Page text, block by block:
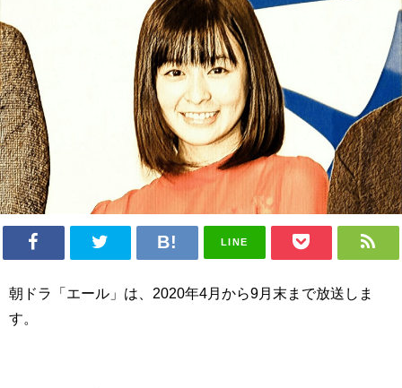
LINE
朝ドラ「エール」は、2020年4月から9月末まで放送しま
す。